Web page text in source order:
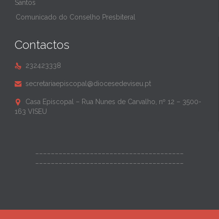
Santos
Comunicado do Conselho Presbiteral
Contactos
 232423338
 secretariaepiscopal@diocesedeviseu.pt

Casa Episcopal – Rua Nunes de Carvalho, nº 12 – 3500-
163 VISEU